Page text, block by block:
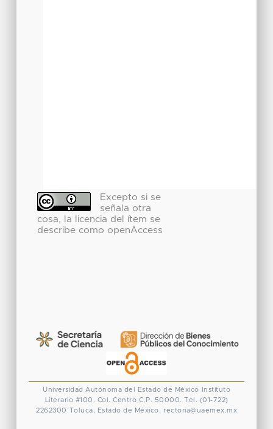
Excepto si se
señala otra
cosa, la licencia del ítem se
describe como openAccess
Universidad Autónoma del Estado de México
Instituto
Literario #100. Col. Centro C.P. 50000. Tel. (01-722)
2262300 Toluca, Estado de México. rectoria@uaemex.mx